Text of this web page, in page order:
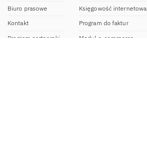
Biuro prasowe
Kontakt
Program partnerski
Księgowość internetowa
Program do faktur
Moduł e-commerce